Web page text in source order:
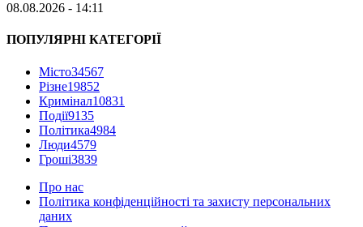
08.08.2026 - 14:11
ПОПУЛЯРНІ КАТЕГОРІЇ
Місто34567
Різне19852
Кримінал10831
Події9135
Політика4984
Люди4579
Гроші3839
Про нас
Політика конфіденційності та захисту персональних
даних